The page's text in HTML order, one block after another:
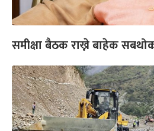
समीक्षा बैठक राख्ने बाहेक